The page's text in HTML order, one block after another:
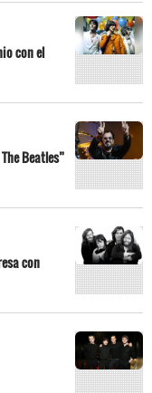
con el
Beatles”
con